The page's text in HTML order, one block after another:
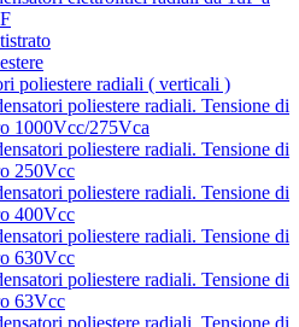
poliestere radiali ( verticali )
poliestere radiali. Tensione di
1000Vcc/275Vca
poliestere radiali. Tensione di
250Vcc
poliestere radiali. Tensione di
400Vcc
poliestere radiali. Tensione di
630Vcc
poliestere radiali. Tensione di
63Vcc